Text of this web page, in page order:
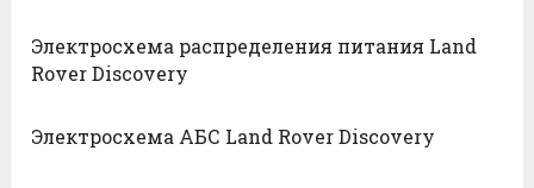
Электросхема распределения питания Land
Rover Discovery
Электросхема АБС Land Rover Discovery